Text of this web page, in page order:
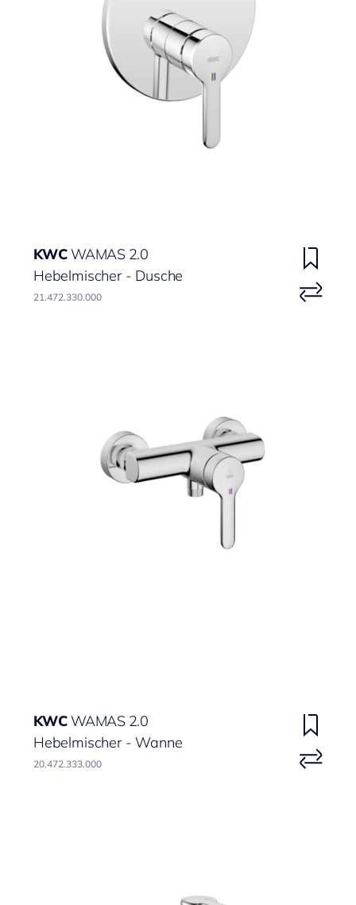
KWCWAMAS 2.0
Hebelmischer - Dusche
21.472.330.000
KWCWAMAS 2.0
Hebelmischer - Wanne
20.472.333.000